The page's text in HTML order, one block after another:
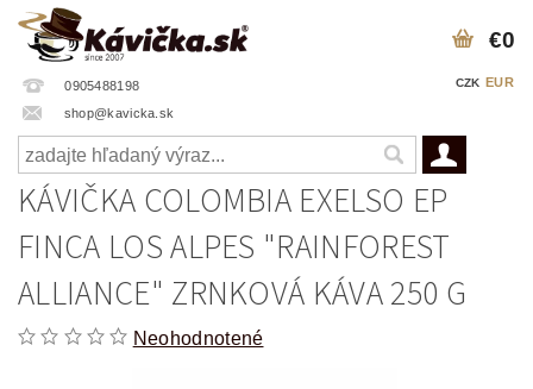
0905488198
shop@kavicka.sk
CZK EUR
€0
KÁVIČKA COLOMBIA EXELSO EP
FINCA LOS ALPES "RAINFOREST
ALLIANCE" ZRNKOVÁ KÁVA 250 G
Neohodnotené